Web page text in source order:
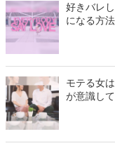
好きバレ
になる方
モテる女
が意識し